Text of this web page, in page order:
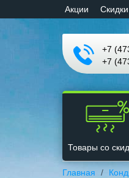
Aкции Cкидки
+7
+7
Товары со
Главная